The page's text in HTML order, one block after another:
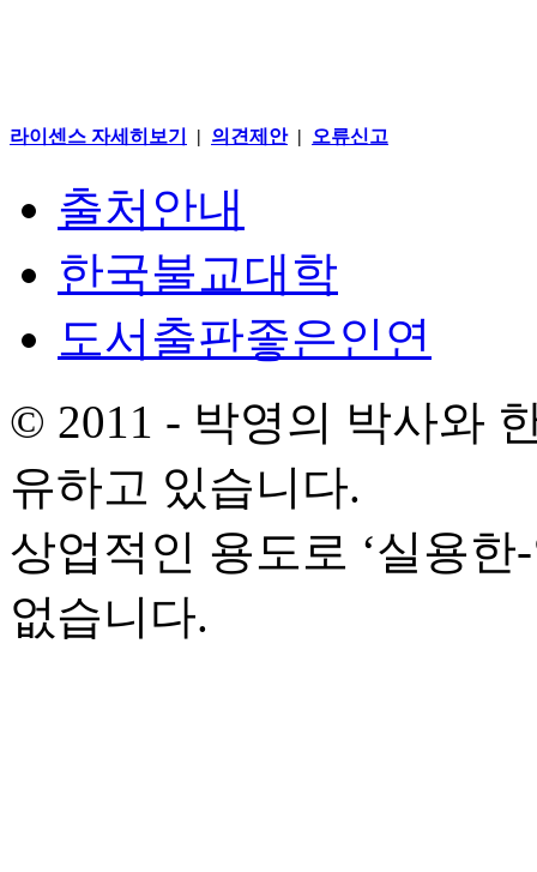
라이센스 자세히보기 | 의견제안| 오류신고
출처안내
한국불교대학
도서출판좋은인연
© 2011 - 박영의 박사와
유하고 있습니다.
상업적인 용도로 ‘실용
없습니다.